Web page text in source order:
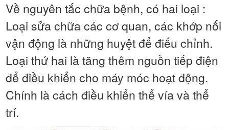
Về nguyên tắc chữa bệnh, có hai loại :
Loại sửa chữa các cơ quan, các khớp nối
vận động là những huyệt để điếu chỉnh.
Loại thứ hai là tăng thêm nguồn tiếp điện
để điều khiển cho máy móc hoạt động.
Chính là cách điều khiển thể vía và thể
trí.